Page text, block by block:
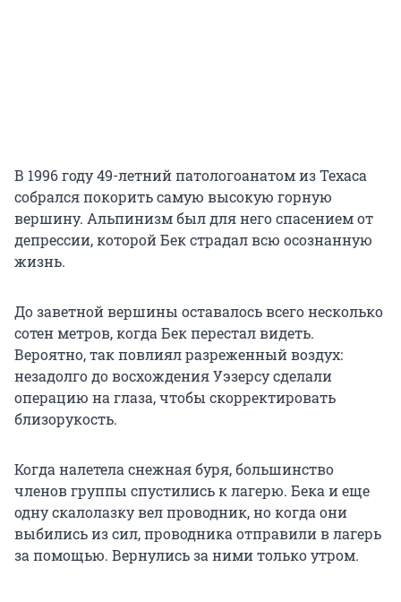
В 1996 году 49-летний патологоанатом из Техаса
собрался покорить самую высокую горную
вершину. Альпинизм был для него спасением от
депрессии, которой Бек страдал всю осознанную
жизнь.
До заветной вершины оставалось всего несколько
сотен метров, когда Бек перестал видеть.
Вероятно, так повлиял разреженный воздух:
незадолго до восхождения Уэзерсу сделали
операцию на глаза, чтобы скорректировать
близорукость.
Когда налетела снежная буря, большинство
членов группы спустились к лагерю. Бека и еще
одну скалолазку вел проводник, но когда они
выбились из сил, проводника отправили в лагерь
за помощью. Вернулись за ними только утром.